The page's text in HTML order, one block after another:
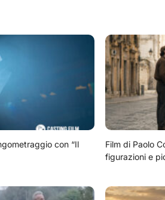
con “Il
Film di Paolo
figurazioni e